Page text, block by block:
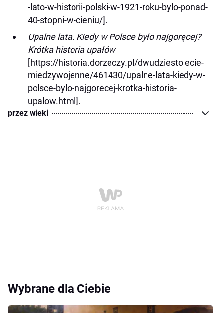
-lato-w-historii-polski-w-1921-roku-bylo-ponad-
40-stopni-w-cieniu/].
Upalne lata. Kiedy w Polsce było najgoręcej?
Krótka historia upałów
[https://historia.dorzeczy.pl/dwudziestolecie-
miedzywojenne/461430/upalne-lata-kiedy-w-
polsce-bylo-najgorecej-krotka-historia-
upalow.html].
przez wieki
Wybrane dla Ciebie